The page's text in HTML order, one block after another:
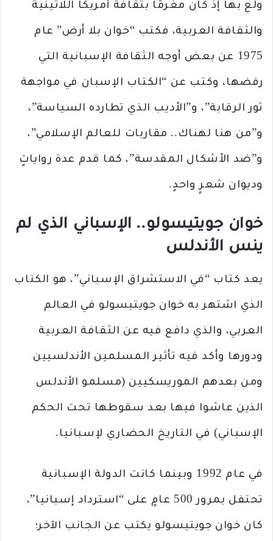
ولع بها إذ كان مغرمًا بثقافة أمريكا اللاتينية
والثقافة العربية، فكتب “خوان بلا أرض” عام
1975 عن بعض أوجه الثقافة الإسبانية التي
رفضها، وكتب عن “الكتاب الإسبان في مواجهة
ثور الرقابة”، و”الأديب الذي تطارده السياسة”،
و”من هنا لهناك.. مقاربات للعالم الإسلامي”،
و”ضد الأشكال المقدسة”، كما قدم عدة رواياتٍ
وديوان شعرٍ واحدٍ.
خوان جويتيسولو.. الإسباني الذي لم
ينس الأندلس
يعد كتاب “في الاستشراق الإسباني”، هو الكتاب
الذي اشتهر به خوان جويتيسولو في العالم
العربي، والذي دافع فيه عن الثقافة العربية
ودورها وأكد فيه تأثير المسلمين الأندلسيين
ومن بعدهم الموريسكيين (مسلمو الأندلس
الذين عاشوا فيها بعد سقوطها تحت الحكم
الإسباني) في التاريخ الحضاري لإسبانيا.
في عام 1992 وبينما كانت الدولة الإسبانية
تحتفل بمرور 500 عامٍ على “استرداد إسبانيا”،
كان خوان جويتيسولو يكتب عن الجانب الآخر؛